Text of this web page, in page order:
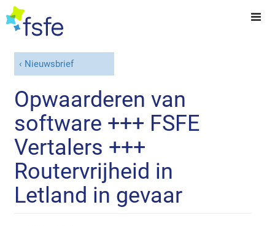
Nieuwsbrief
Opwaarderen van
software +++ FSFE
Vertalers +++
Routervrijheid in
Letland in gevaar